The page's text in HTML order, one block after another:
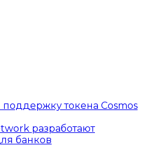
токена Cosmos
разработают
банков